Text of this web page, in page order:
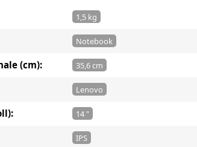
1,5 kg
Notebook
(cm): 35,6 cm
Lenovo
14 "
IPS